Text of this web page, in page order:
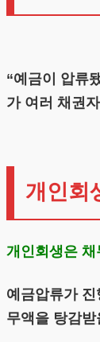
“예금이 압류
가 여러 채권
개인회
개인회생은
예금압류가
무액을 탕감